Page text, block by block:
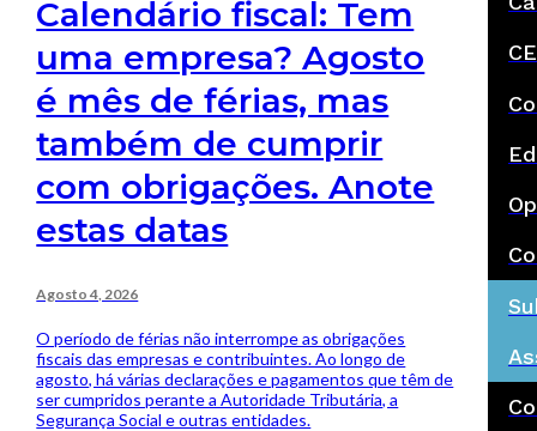
Calendário fiscal: Tem
uma empresa? Agosto
é mês de férias, mas
também de cumprir
com obrigações. Anote
estas datas
Agosto 4, 2026
O período de férias não interrompe as obrigações
fiscais das empresas e contribuintes. Ao longo de
agosto, há várias declarações e pagamentos que têm de
ser cumpridos perante a Autoridade Tributária, a
Segurança Social e outras entidades.